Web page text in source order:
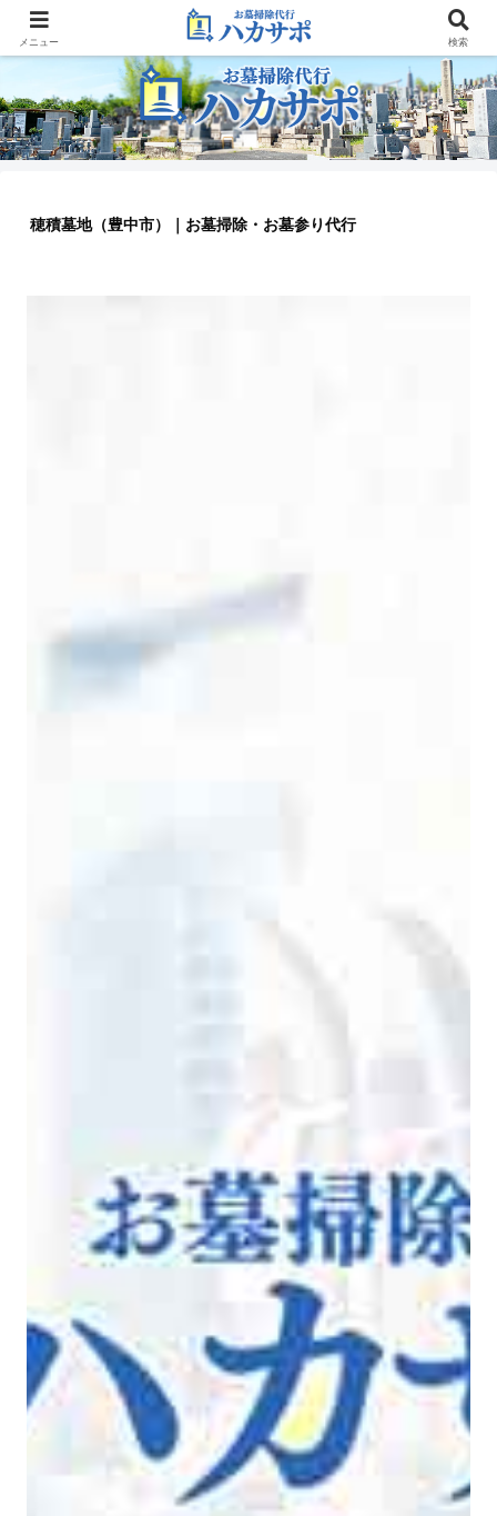
大阪のお墓参り代行業者
穂積墓地（豊中市）｜お墓掃除・お墓参り代行
メニュー 検索